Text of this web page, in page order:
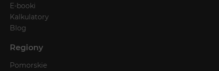
E-booki
Kalkulatory
Blog
Regiony
Pomorskie